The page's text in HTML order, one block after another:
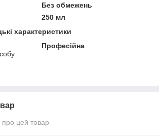
Без обмежень
250 мл
характеристики
Професійна
про цей товар